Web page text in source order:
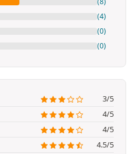
(4)
(0)
(0)
3/5
4/5
4/5
4.5/5